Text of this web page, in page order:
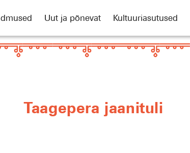
Uut ja põnevat Kultuuriasutused
Taagepera jaanituli